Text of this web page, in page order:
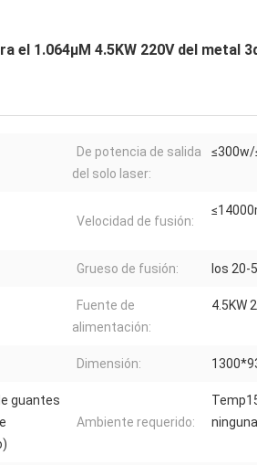
el 1.064μM 4.5KW 220V del metal
De potencia de salida
del solo laser:
≤300w/
Velocidad de fusión:
Grueso de fusión: los 20-
Fuente de
alimentación:
4.5KW
Dimensión:
guantes
Ambiente requerido: